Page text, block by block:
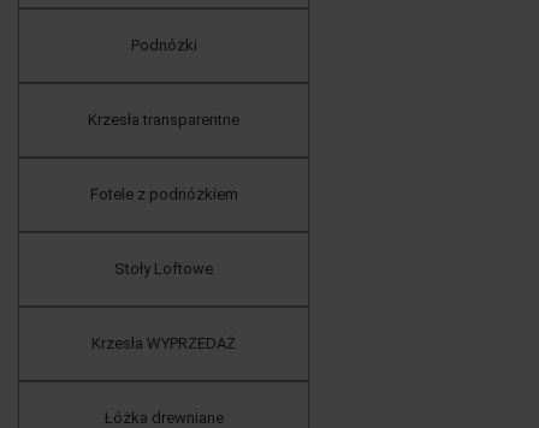
Podnóżki
Krzesła transparentne
Fotele z podnóżkiem
Stoły Loftowe
Krzesła WYPRZEDAŻ
Łóżka drewniane